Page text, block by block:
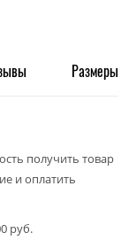
Размеры
получить товар
и оплатить
руб.